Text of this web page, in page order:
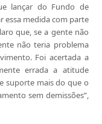
lançar do Fundo de
essa medida com parte
que, se a gente não
não teria problema
Foi acertada a
errada a atitude
suporte mais do que o
sem demissões”,